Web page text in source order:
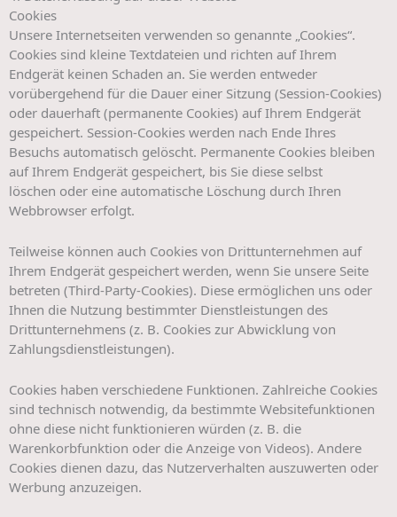
Cookies
Unsere Internetseiten verwenden so genannte „Cookies“.
Cookies sind kleine Textdateien und richten auf Ihrem
Endgerät keinen Schaden an. Sie werden entweder
vorübergehend für die Dauer einer Sitzung (Session-Cookies)
oder dauerhaft (permanente Cookies) auf Ihrem Endgerät
gespeichert. Session-Cookies werden nach Ende Ihres
Besuchs automatisch gelöscht. Permanente Cookies bleiben
auf Ihrem Endgerät gespeichert, bis Sie diese selbst
löschen oder eine automatische Löschung durch Ihren
Webbrowser erfolgt.
Teilweise können auch Cookies von Drittunternehmen auf
Ihrem Endgerät gespeichert werden, wenn Sie unsere Seite
betreten (Third-Party-Cookies). Diese ermöglichen uns oder
Ihnen die Nutzung bestimmter Dienstleistungen des
Drittunternehmens (z. B. Cookies zur Abwicklung von
Zahlungsdienstleistungen).
Cookies haben verschiedene Funktionen. Zahlreiche Cookies
sind technisch notwendig, da bestimmte Websitefunktionen
ohne diese nicht funktionieren würden (z. B. die
Warenkorbfunktion oder die Anzeige von Videos). Andere
Cookies dienen dazu, das Nutzerverhalten auszuwerten oder
Werbung anzuzeigen.